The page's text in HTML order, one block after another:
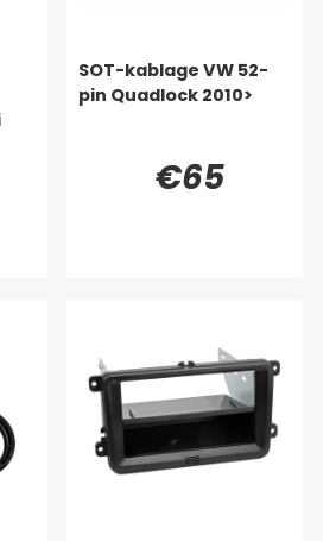
SOT-kablage VW 52-
pin Quadlock 2010>
€65